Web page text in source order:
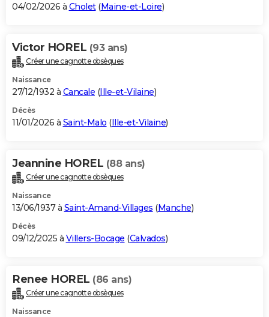
04/02/2026 à Cholet(Maine-et-Loire)
Victor HOREL (93 ans)
Créer une cagnotte obsèques
Naissance
27/12/1932 à Cancale (Ille-et-Vilaine)
Décès
11/01/2026 à Saint-Malo (Ille-et-Vilaine)
Jeannine HOREL (88 ans)
Créer une cagnotte obsèques
Naissance
13/06/1937 à Saint-Amand-Villages (Manche)
Décès
09/12/2025 à Villers-Bocage (Calvados)
Renee HOREL (86 ans)
Créer une cagnotte obsèques
Naissance